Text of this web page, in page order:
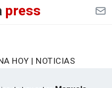
press
HOY | NOTICIAS